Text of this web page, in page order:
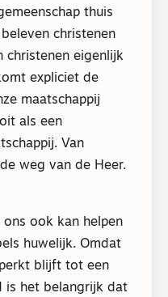
thuis
christenen
christenen eigenlijk
expliciet de
maatschappij
als een
Van
weg van de Heer.
ons ook kan helpen
huwelijk. Omdat
blijft tot een
is het belangrijk dat